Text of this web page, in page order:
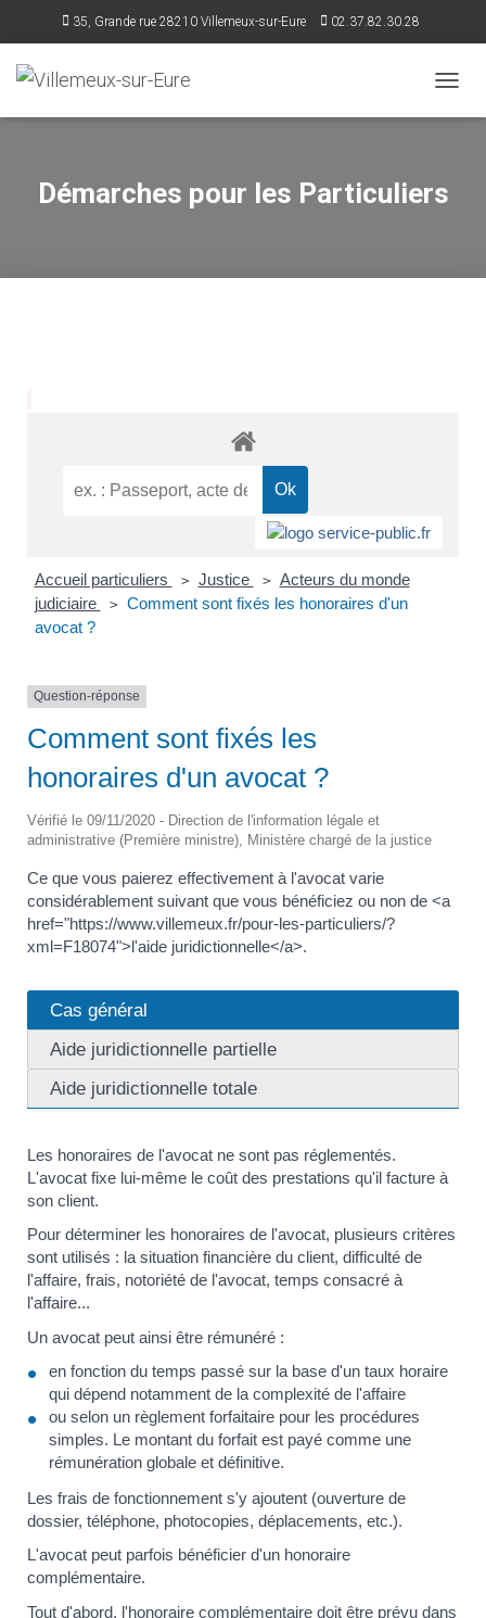
35, Grande rue 28210 Villemeux-sur-Eure 02.37.82.30.28
É
E
N
Démarches pour les Particuliers
Accueil particuliers > Justice > Acteurs du monde
judiciaire
> Comment sont fixés les honoraires d'un
avocat ?
Question-réponse
Comment sont fixés les
honoraires d'un avocat ?
Vérifié le 09/11/2020 - Direction de l'information légale et
administrative (Première ministre), Ministère chargé de la justice
Ce que vous paierez effectivement à l'avocat varie
considérablement suivant que vous bénéficiez ou non de <a
href="https://www.villemeux.fr/pour-les-particuliers/?
xml=F18074">l'aide juridictionnelle</a>.
Cas général
Aide juridictionnelle partielle
Aide juridictionnelle totale
Les honoraires de l'avocat ne sont pas réglementés.
L'avocat fixe lui-même le coût des prestations qu'il facture à
son client.
Pour déterminer les honoraires de l'avocat, plusieurs critères
sont utilisés : la situation financière du client, difficulté de
l'affaire, frais, notoriété de l'avocat, temps consacré à
l'affaire...
Un avocat peut ainsi être rémunéré :
en fonction du temps passé sur la base d'un taux horaire
qui dépend notamment de la complexité de l'affaire
ou selon un règlement forfaitaire pour les procédures
simples. Le montant du forfait est payé comme une
rémunération globale et définitive.
Les frais de fonctionnement s'y ajoutent (ouverture de
dossier, téléphone, photocopies, déplacements, etc.).
L'avocat peut parfois bénéficier d'un honoraire
complémentaire.
Tout d'abord, l'honoraire complémentaire doit être prévu dans